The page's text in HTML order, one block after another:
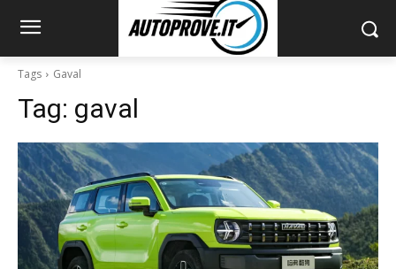
Tags Gaval
Tag: gaval